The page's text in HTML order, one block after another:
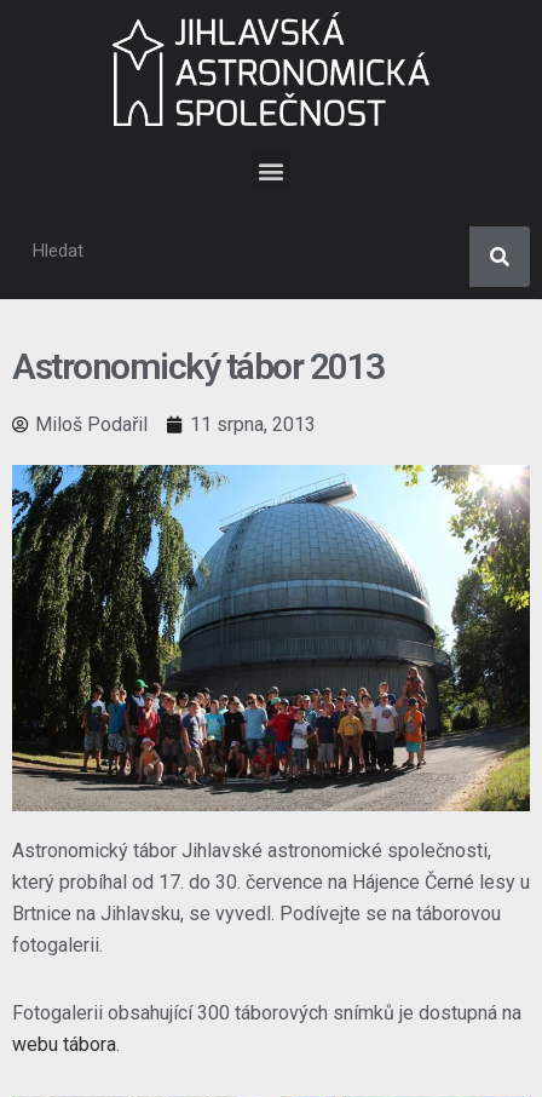
Astronomický tábor 2013
Miloš Podařil 11 srpna, 2013
Astronomický tábor Jihlavské astronomické společnosti,
který probíhal od 17. do 30. července na Hájence Černé lesy u
Brtnice na Jihlavsku, se vyvedl. Podívejte se na táborovou
fotogalerii.
Fotogalerii obsahující 300 táborových snímků je dostupná na
webu tábora